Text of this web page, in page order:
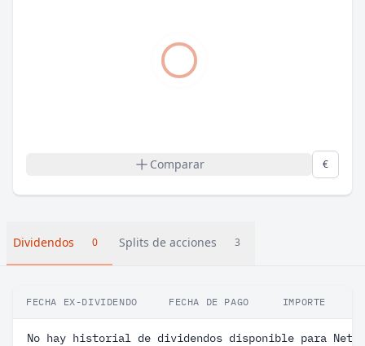
Comparar €
Dividendos 0 Splits de acciones 3
FECHA EX-DIVIDENDO FECHA DE PAGO IMPORTE
No hay historial de dividendos disponible para